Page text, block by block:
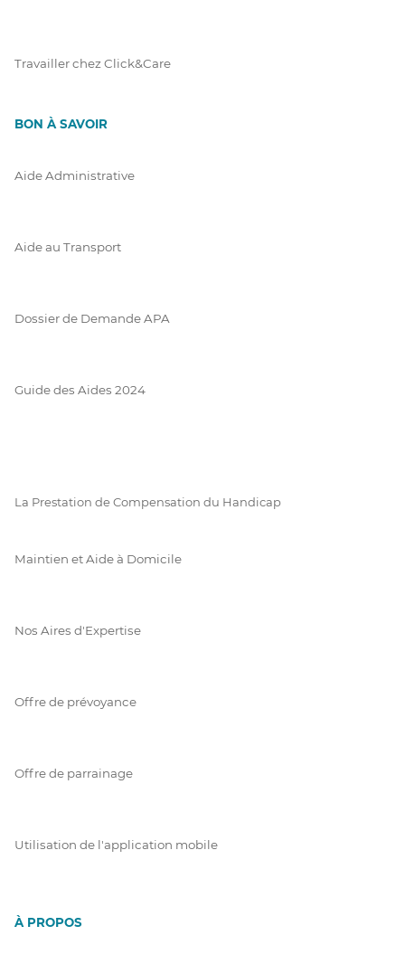
Travailler chez Click&Care
BON À SAVOIR
Aide Administrative
Aide au Transport
Dossier de Demande APA
Guide des Aides 2024
La Prestation de Compensation du Handicap
Maintien et Aide à Domicile
Nos Aires d'Expertise
Offre de prévoyance
Offre de parrainage
Utilisation de l'application mobile
À PROPOS